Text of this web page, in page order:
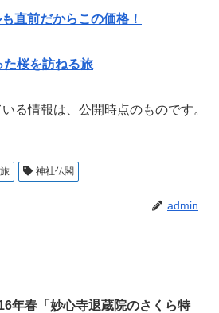
直前だからこの価格！
た桜を訪ねる旅
る情報は、公開時点のものです。
神社仏閣
admin
年春「妙心寺退蔵院のさくら特